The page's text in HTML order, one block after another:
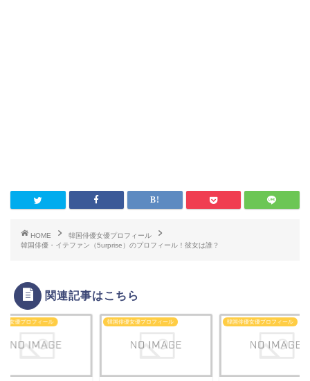
HOME
韓国俳優女優プロフィール
韓国俳優・イテファン（5urprise）のプロフィール！彼女は誰？
関連記事はこちら
優女優プロフィール 韓国俳優女優プロフィール 韓国俳優女優プロフィール